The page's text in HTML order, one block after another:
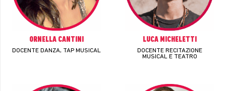
ORNELLA CANTINI
DOCENTE DANZA, TAP MUSICAL
LUCA MICHELETTI
DOCENTE RECITAZIONE
MUSICAL E TEATRO